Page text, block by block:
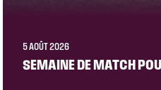
5 AOÛT 2026
SEMAINE DE MATCH